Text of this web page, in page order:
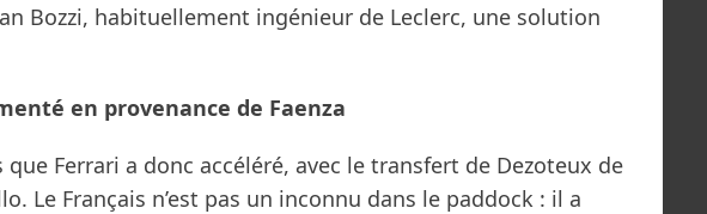
Bozzi, habituellement ingénieur de Leclerc, une solution
en provenance de Faenza
que Ferrari a donc accéléré, avec le transfert de Dezoteux de
Le Français n’est pas un inconnu dans le paddock : il a